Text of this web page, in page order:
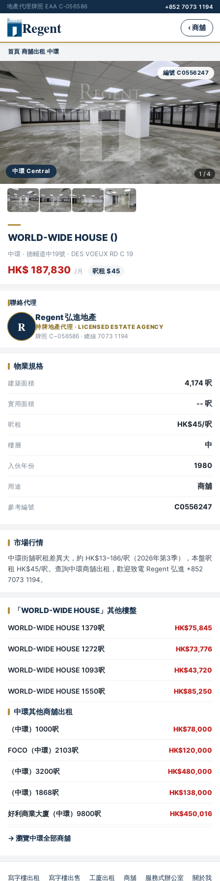
地產代理牌照 EAA C-056586 +852 7073 1194
Regent ‹ 商舖
首頁›商舖出租›中環
中環 Central
編號 C0556247
1 / 4
WORLD-WIDE HOUSE ()
中環 · 德輔道中19號 · DES VOEUX RD C 19
HK$ 187,830 /月 呎租 $45
聯絡代理
R
Regent 弘進地產
持牌地產代理 · LICENSED ESTATE AGENCY
牌照 C−056586 · 總線 7073 1194
物業規格
建築面積 4,174 呎
實用面積 -- 呎
呎租 HK$45/呎
樓層 中
入伙年份 1980
用途 商舖
參考編號 C0556247
市場行情
中環街舖呎租差異大，約 HK$13–186/呎（2026年第3季），本盤呎
租 HK$45/呎。查詢中環商舖出租，歡迎致電 Regent 弘進 +852
7073 1194。
「WORLD-WIDE HOUSE」其他樓盤
WORLD-WIDE HOUSE 1379呎 HK$75,845
WORLD-WIDE HOUSE 1272呎 HK$73,776
WORLD-WIDE HOUSE 1093呎 HK$43,720
WORLD-WIDE HOUSE 1550呎 HK$85,250
中環其他商舖出租
（中環）1000呎 HK$78,000
FOCO（中環）2103呎 HK$120,000
（中環）3200呎 HK$480,000
（中環）1868呎 HK$138,000
好利商業大廈（中環）9800呎 HK$450,016
→ 瀏覽中環全部商舖
寫字樓出租 寫字樓出售 工廈出租 商舖 服務式辦公室 關於我